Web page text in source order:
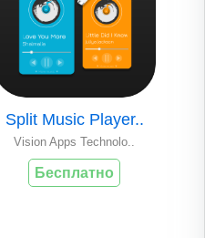
Split Music Player..
Vision Apps Technolo..
Бесплатно